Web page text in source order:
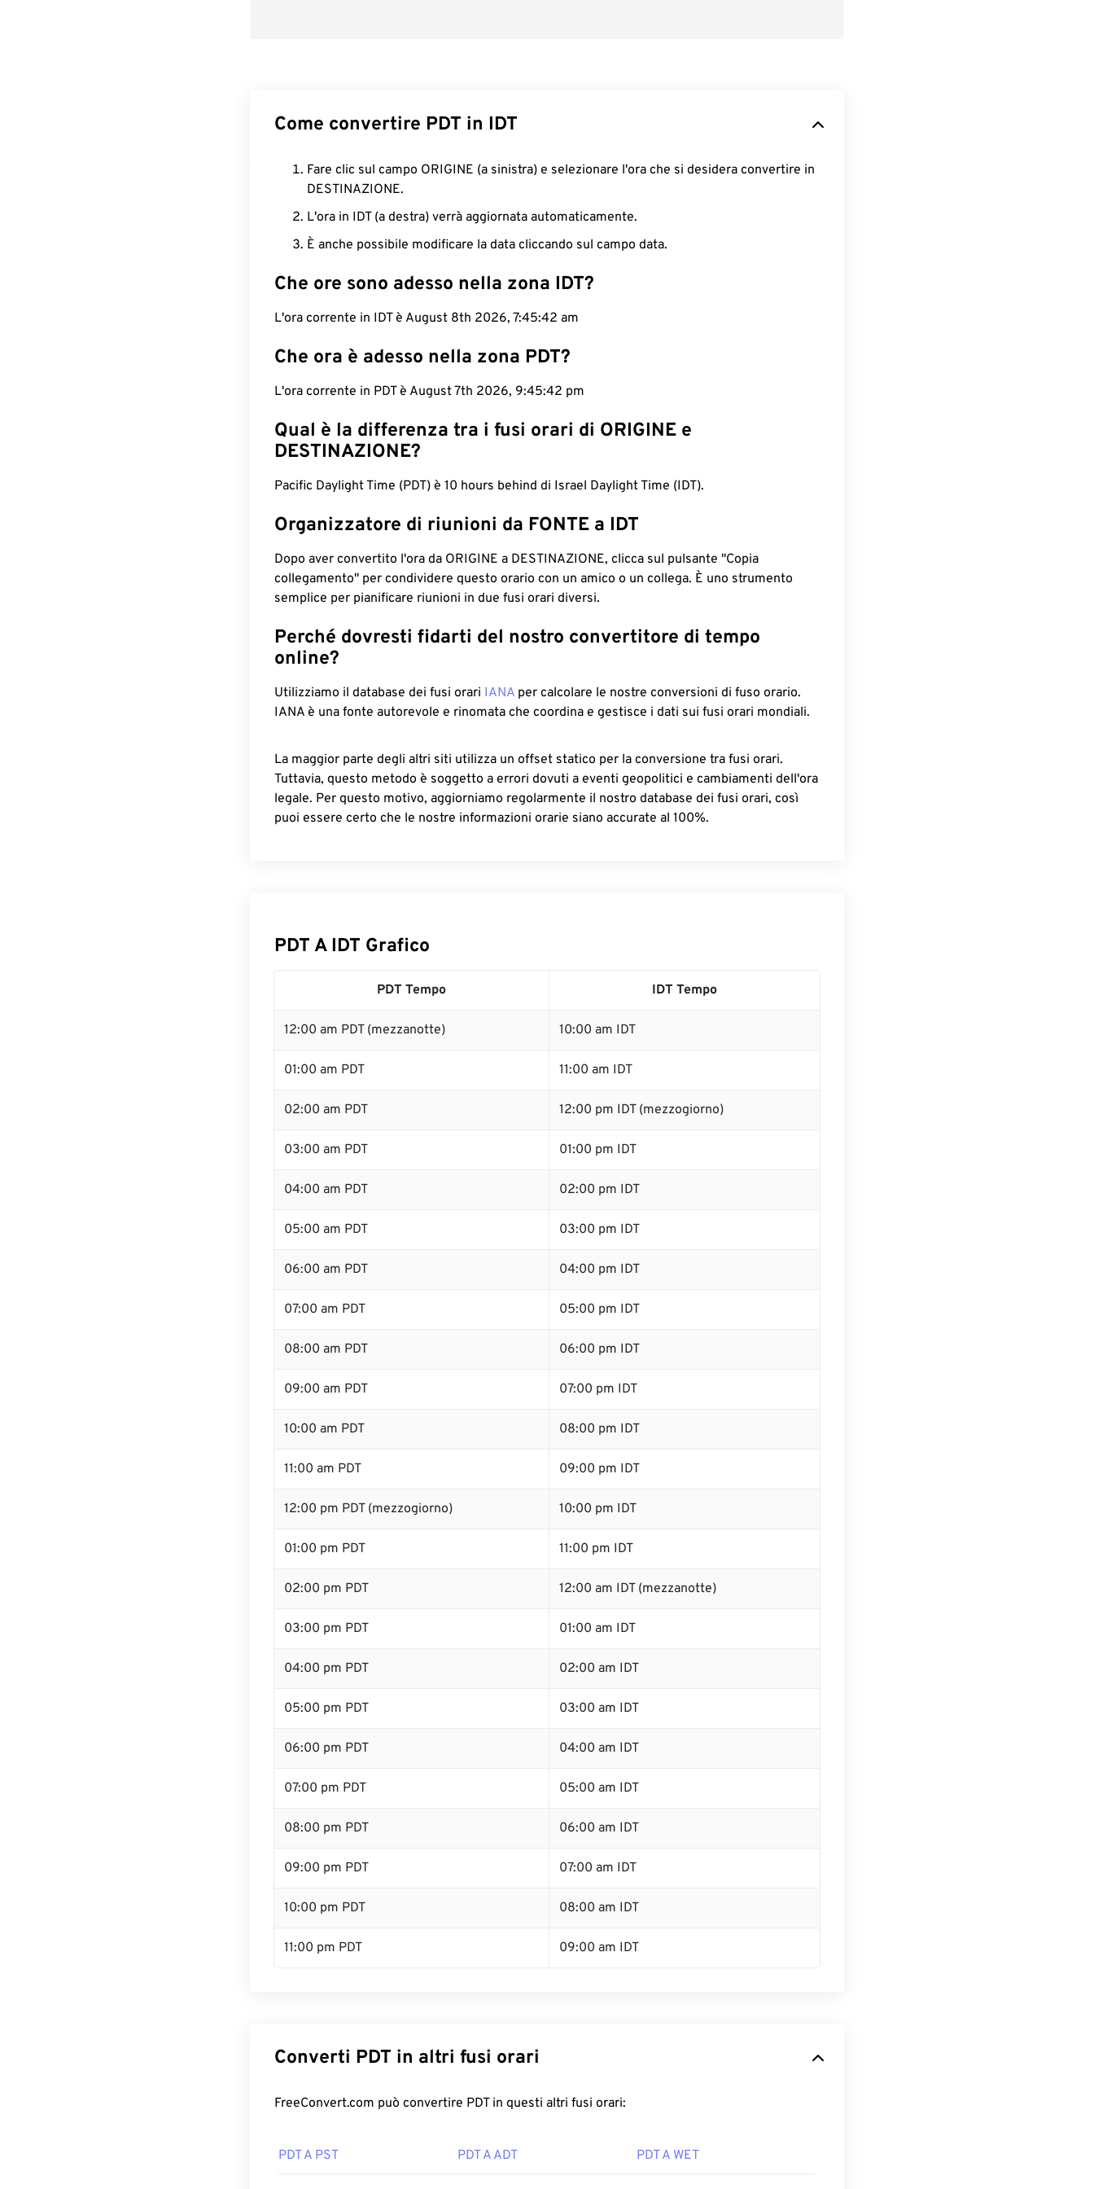
Come convertire PDT in IDT
Fare clic sul campo ORIGINE (a sinistra) e selezionare l'ora che si desidera convertire in
DESTINAZIONE.
L'ora in IDT (a destra) verrà aggiornata automaticamente.
È anche possibile modificare la data cliccando sul campo data.
Che ore sono adesso nella zona IDT?
L'ora corrente in IDT è August 8th 2026, 7:45:43 am
Che ora è adesso nella zona PDT?
L'ora corrente in PDT è August 7th 2026, 9:45:43 pm
Qual è la differenza tra i fusi orari di ORIGINE e
DESTINAZIONE?
Pacific Daylight Time (PDT) è 10 hours behind di Israel Daylight Time (IDT).
Organizzatore di riunioni da FONTE a IDT
Dopo aver convertito l'ora da ORIGINE a DESTINAZIONE, clicca sul pulsante "Copia
collegamento" per condividere questo orario con un amico o un collega. È uno strumento
semplice per pianificare riunioni in due fusi orari diversi.
Perché dovresti fidarti del nostro convertitore di tempo
online?
Utilizziamo il database dei fusi orari IANA per calcolare le nostre conversioni di fuso orario.
IANA è una fonte autorevole e rinomata che coordina e gestisce i dati sui fusi orari mondiali.
La maggior parte degli altri siti utilizza un offset statico per la conversione tra fusi orari.
Tuttavia, questo metodo è soggetto a errori dovuti a eventi geopolitici e cambiamenti dell'ora
legale. Per questo motivo, aggiorniamo regolarmente il nostro database dei fusi orari, così
puoi essere certo che le nostre informazioni orarie siano accurate al 100%.
PDT A IDT Grafico
PDT Tempo IDT Tempo
12:00 am PDT (mezzanotte) 10:00 am IDT
01:00 am PDT 11:00 am IDT
02:00 am PDT 12:00 pm IDT (mezzogiorno)
03:00 am PDT 01:00 pm IDT
04:00 am PDT 02:00 pm IDT
05:00 am PDT 03:00 pm IDT
06:00 am PDT 04:00 pm IDT
07:00 am PDT 05:00 pm IDT
08:00 am PDT 06:00 pm IDT
09:00 am PDT 07:00 pm IDT
10:00 am PDT 08:00 pm IDT
11:00 am PDT 09:00 pm IDT
12:00 pm PDT (mezzogiorno) 10:00 pm IDT
01:00 pm PDT 11:00 pm IDT
02:00 pm PDT 12:00 am IDT (mezzanotte)
03:00 pm PDT 01:00 am IDT
04:00 pm PDT 02:00 am IDT
05:00 pm PDT 03:00 am IDT
06:00 pm PDT 04:00 am IDT
07:00 pm PDT 05:00 am IDT
08:00 pm PDT 06:00 am IDT
09:00 pm PDT 07:00 am IDT
10:00 pm PDT 08:00 am IDT
11:00 pm PDT 09:00 am IDT
Converti PDT in altri fusi orari
FreeConvert.com può convertire PDT in questi altri fusi orari:
PDT A PST PDT A ADT PDT A WET